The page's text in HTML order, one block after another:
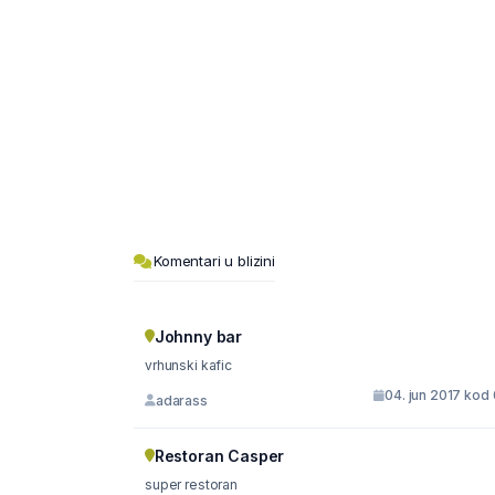
Komentari u blizini
Johnny bar
vrhunski kafic
adarass 04. jun 2017 kod
Restoran Casper
super restoran